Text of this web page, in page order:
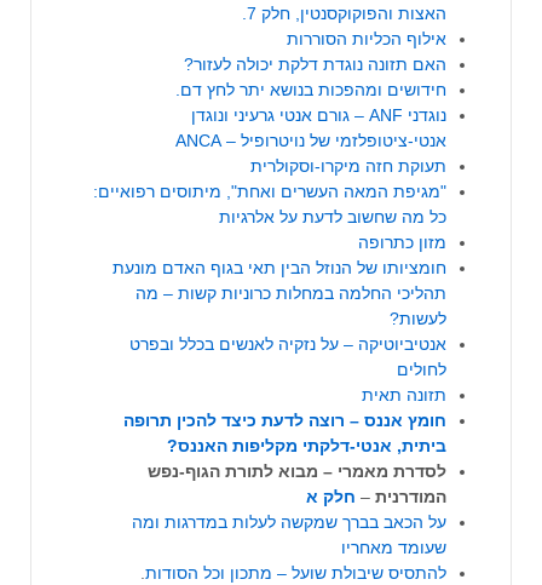
האצות והפוקוקסנטין, חלק 7.
אילוף הכליות הסוררות
האם תזונה נוגדת דלקת יכולה לעזור?
חידושים ומהפכות בנושא יתר לחץ דם.
נוגדני ANF – גורם אנטי גרעיני ונוגדן
אנטי-ציטופלזמי של נויטרופיל – ANCA
תעוקת חזה מיקרו-וסקולרית
"מגיפת המאה העשרים ואחת", מיתוסים רפואיים:
כל מה שחשוב לדעת על אלרגיות
מזון כתרופה
חומציותו של הנוזל הבין תאי בגוף האדם מונעת
תהליכי החלמה במחלות כרוניות קשות – מה
לעשות?
אנטיביוטיקה – על נזקיה לאנשים בכלל ובפרט
לחולים
תזונה תאית
חומץ אננס – רוצה לדעת כיצד להכין תרופה
ביתית, אנטי-דלקתי מקליפות האננס?
לסדרת מאמרי – מבוא לתורת הגוף-נפש
המודרנית – חלק א
על הכאב בברך שמקשה לעלות במדרגות ומה
שעומד מאחריו
להתסיס שיבולת שועל – מתכון וכל הסודות.